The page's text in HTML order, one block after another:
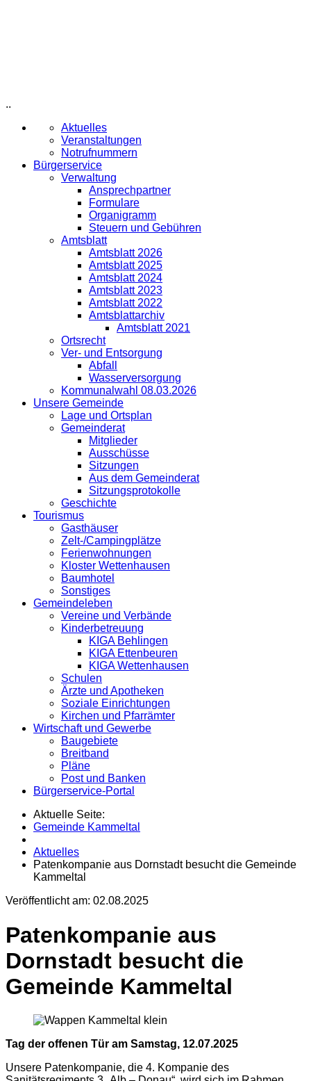
..
Aktuelles
Veranstaltungen
Notrufnummern
Bürgerservice
Verwaltung
Ansprechpartner
Formulare
Organigramm
Steuern und Gebühren
Amtsblatt
Amtsblatt 2026
Amtsblatt 2025
Amtsblatt 2024
Amtsblatt 2023
Amtsblatt 2022
Amtsblattarchiv
Amtsblatt 2021
Ortsrecht
Ver- und Entsorgung
Abfall
Wasserversorgung
Kommunalwahl 08.03.2026
Unsere Gemeinde
Lage und Ortsplan
Gemeinderat
Mitglieder
Ausschüsse
Sitzungen
Aus dem Gemeinderat
Sitzungsprotokolle
Geschichte
Tourismus
Gasthäuser
Zelt-/Campingplätze
Ferienwohnungen
Kloster Wettenhausen
Baumhotel
Sonstiges
Gemeindeleben
Vereine und Verbände
Kinderbetreuung
KIGA Behlingen
KIGA Ettenbeuren
KIGA Wettenhausen
Schulen
Ärzte und Apotheken
Soziale Einrichtungen
Kirchen und Pfarrämter
Wirtschaft und Gewerbe
Baugebiete
Breitband
Pläne
Post und Banken
Bürgerservice-Portal
Aktuelle Seite:
Gemeinde Kammeltal
Aktuelles
Patenkompanie aus Dornstadt besucht die Gemeinde
Kammeltal
Veröffentlicht am: 02.08.2025
Patenkompanie aus
Dornstadt besucht die
Gemeinde Kammeltal
Tag der offenen Tür am Samstag, 12.07.2025
Unsere Patenkompanie, die 4. Kompanie des